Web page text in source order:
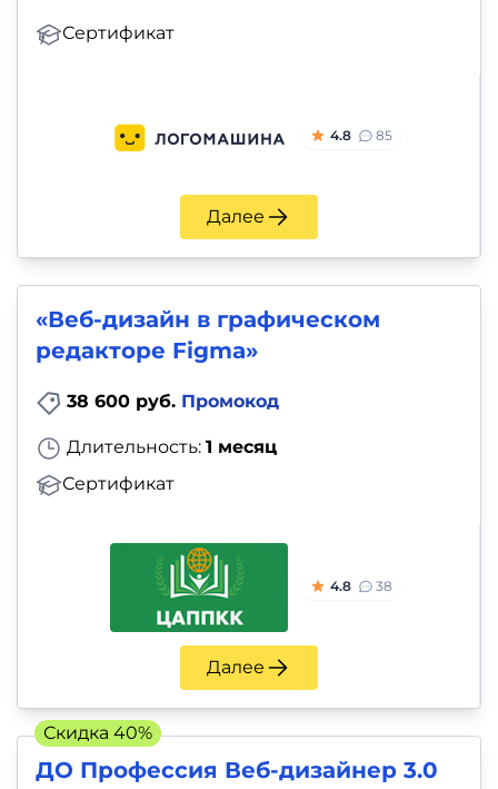
Сертификат
4.8 85
Далее
«Веб-дизайн в графическом
редакторе Figma»
38 600 руб. Промокод
Длительность: 1 месяц
Сертификат
4.8 38
Далее
ДО Профессия Веб-дизайнер 3.0
Скидка 40%